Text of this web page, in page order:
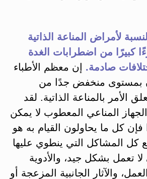
لأمراض المناعة الذاتية
كبيرًا من اضطرابات الغدة
صادمة. إن معظم الأطباء
بمستوى منخفض جدًا من
الأمر بالمناعة الذاتية. لقد
المناعي المعطوب لا يمكن
فإن كل ما يحاولون القيام به هو
كل المشاكل التي ينطوي عليها
لا تعمل بشكل جيد، والأدوية
والآثار الجانبية المزعجة أو